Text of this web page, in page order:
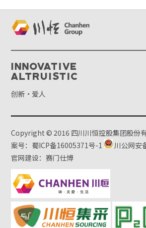
Innovative
Altruistic
创新·爱人
Copyright © 2016 四川川恒控股集团股份
案号：蜀ICP备16005371号-1
川公网安
官网建设：赛门仕博